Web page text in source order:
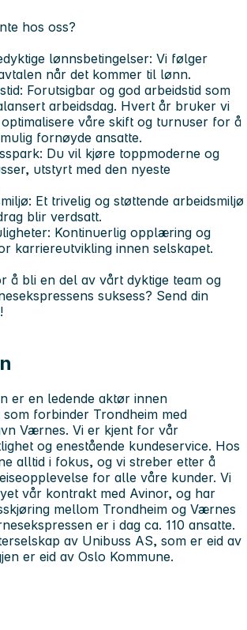
hos oss?
lønnsbetingelser: Vi følger
når det kommer til lønn.
Forutsigbar og god arbeidstid som
arbeidsdag. Hvert år bruker vi
optimalisere våre skift og turnuser for å
fornøyde ansatte.
Du vil kjøre toppmoderne og
utstyrt med den nyeste
Et trivelig og støttende arbeidsmiljø
blir verdsatt.
Kontinuerlig opplæring og
karriereutvikling innen selskapet.
å bli en del av vårt dyktige team og
suksess? Send din
er en ledende aktør innen
forbinder Trondheim med
Værnes. Vi er kjent for vår
og enestående kundeservice. Hos
alltid i fokus, og vi streber etter å
for alle våre kunder. Vi
vår kontrakt med Avinor, og har
mellom Trondheim og Værnes
er i dag ca. 110 ansatte.
av Unibuss AS, som er eid av
er eid av Oslo Kommune.